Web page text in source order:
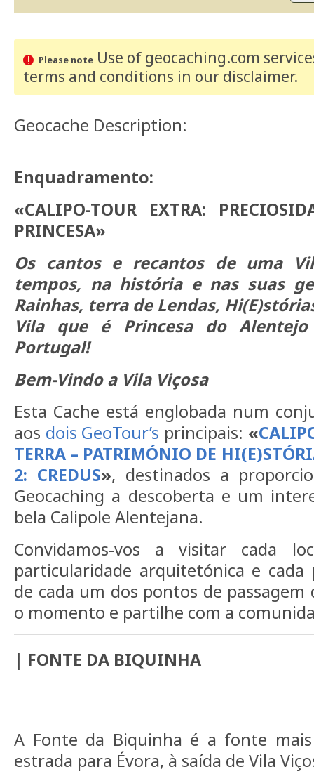
Please noteUse of geocaching.com
terms and conditions in our disclaimer.
Geocache Description:
Enquadramento:
«CALIPO-TOUR EXTRA:
PRINCESA»
Os cantos e recantos de uma
tempos, na história e nas suas
Rainhas, terra de Lendas,
Vila que é Princesa do
Portugal!
Bem-Vindo a Vila Viçosa
Esta Cache está englobada num
aos dois GeoTour’s principais: «
TERRA – PATRIMÓNIO DE
2: CREDUS», destinados a
Geocaching a descoberta e um
bela Calipole Alentejana.
Convidamos-vos a visitar cada
particularidade arquitetónica e
de cada um dos pontos de passagem
o momento e partilhe com a
| FONTE DA BIQUINHA
A Fonte da Biquinha é a fonte
estrada para Évora, à saída de Vila